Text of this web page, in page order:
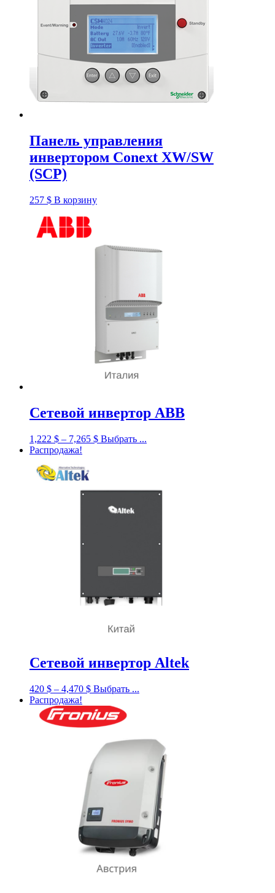
Панель управления
инвертором Conext XW/SW
(SCP)
257 $ В корзину
Сетевой инвертор ABB
1,222 $ – 7,265 $ Выбрать ...
Распродажа!
Сетевой инвертор Altek
420 $ – 4,470 $ Выбрать ...
Распродажа!